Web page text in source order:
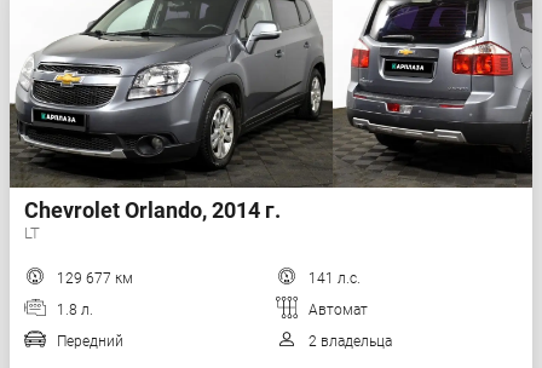
Chevrolet Orlando, 2014 г.
LT
129 677 км
141 л.с.
1.8 л.
Автомат
Передний
2 владельца